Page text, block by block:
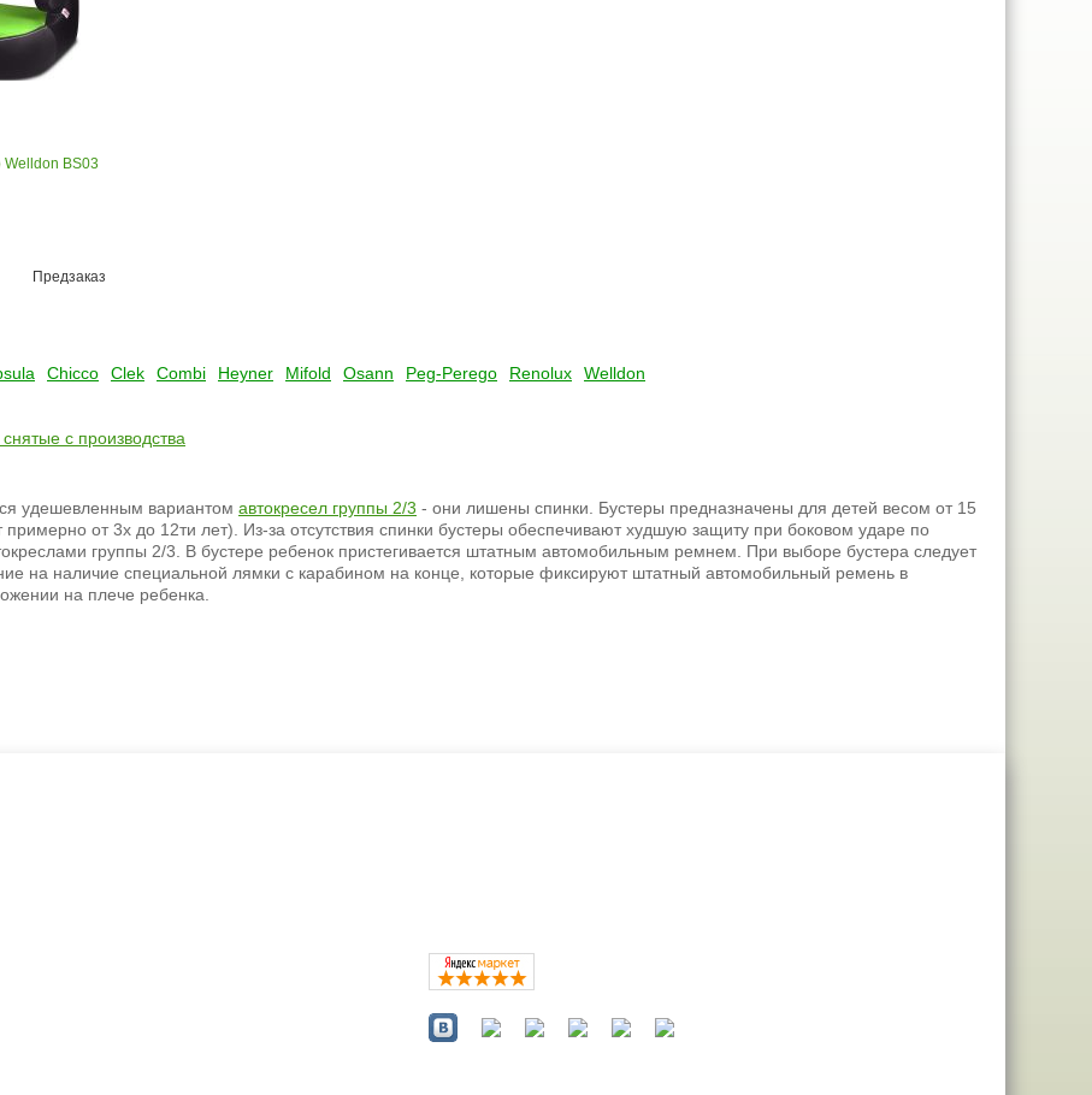
Welldon BS03
Предзаказ
Chicco Clek Combi Heyner Mifold Osann Peg-Perego Renolux Welldon
с производства
удешевленным вариантом автокресел группы 2/3 - они лишены спинки. Бустеры предназначены для детей весом от 15
примерно от 3х до 12ти лет). Из-за отсутствия спинки бустеры обеспечивают худшую защиту при боковом ударе по
группы 2/3. В бустере ребенок пристегивается штатным автомобильным ремнем. При выборе бустера следует
на наличие специальной лямки с карабином на конце, которые фиксируют штатный автомобильный ремень в
на плече ребенка.